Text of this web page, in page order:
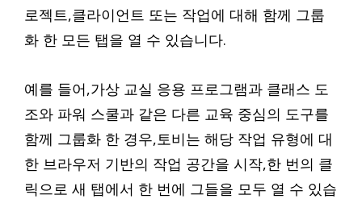
로젝트,클라이언트 또는 작업에 대해 함께 그룹
화 한 모든 탭을 열 수 있습니다.
예를 들어,가상 교실 응용 프로그램과 클래스 도
조와 파워 스쿨과 같은 다른 교육 중심의 도구를
함께 그룹화 한 경우,토비는 해당 작업 유형에 대
한 브라우저 기반의 작업 공간을 시작,한 번의 클
릭으로 새 탭에서 한 번에 그들을 모두 열 수 있습